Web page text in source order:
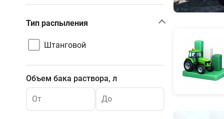
Тип распыления
Штанговой
Объем бака раствора, л
От До